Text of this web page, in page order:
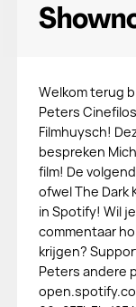
Welkom terug
Peters
Filmhuysch!
bespreken
film! De
ofwel The Dark
in Spotify! Wil
commentaar
krijgen?
Peters andere